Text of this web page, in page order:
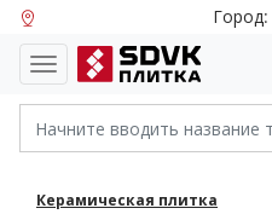
Город:
Керамическая плитка